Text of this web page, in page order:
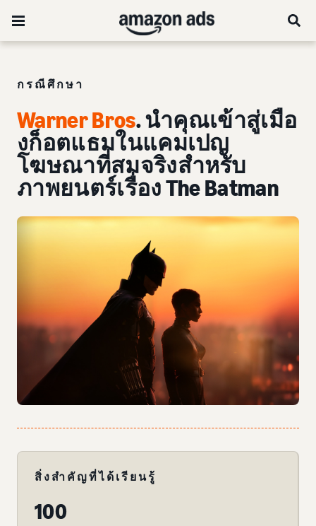
กรณีศึกษา
Warner Bros. นำคุณเข้าสู่เมือ
งก็อตแธมในแคมเปญ
โฆษณาที่สมจริงสำหรับ
ภาพยนตร์เรื่อง The Batman
สิ่งสำคัญที่ได้เรียนรู้
100